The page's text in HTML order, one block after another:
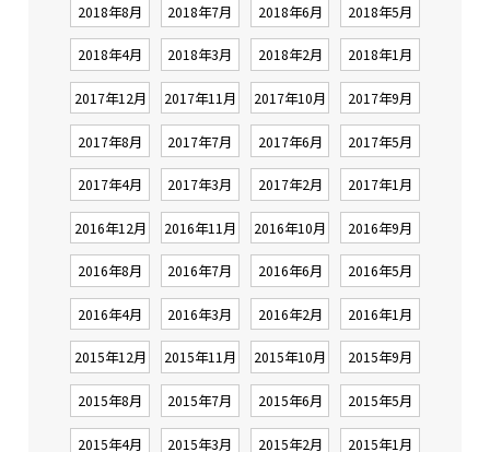
2018年8月 2018年7月 2018年6月 2018年5月
2018年4月 2018年3月 2018年2月 2018年1月
2017年12月 2017年11月 2017年10月 2017年9月
2017年8月 2017年7月 2017年6月 2017年5月
2017年4月 2017年3月 2017年2月 2017年1月
2016年12月 2016年11月 2016年10月 2016年9月
2016年8月 2016年7月 2016年6月 2016年5月
2016年4月 2016年3月 2016年2月 2016年1月
2015年12月 2015年11月 2015年10月 2015年9月
2015年8月 2015年7月 2015年6月 2015年5月
2015年4月 2015年3月 2015年2月 2015年1月